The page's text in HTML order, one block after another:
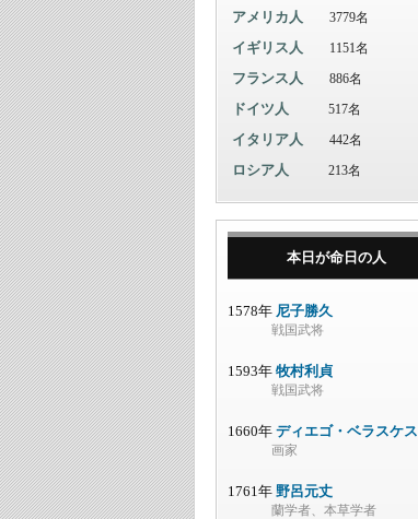
アメリカ人 3779名
イギリス人 1151名
フランス人 886名
ドイツ人 517名
イタリア人 442名
ロシア人 213名
本日が命日の人
1578年 尼子勝久
戦国武将
1593年 牧村利貞
戦国武将
1660年 ディエゴ・ベラスケス
画家
1761年 野呂元丈
蘭学者、本草学者